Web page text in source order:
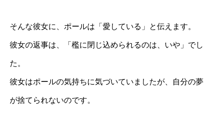
そんな彼女に、ポールは「愛している」と伝えます。
彼女の返事は、「檻に閉じ込められるのは、いや」でし
た。
彼女はポールの気持ちに気づいていましたが、自分の夢
が捨てられないのです。